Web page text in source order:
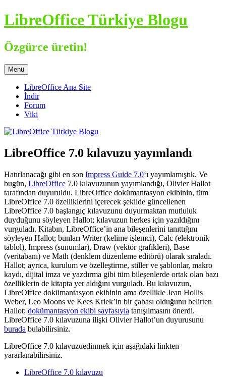
İçeriğe
atla
LibreOffice Türkiye Blogu
Özgürce üretin!
Menü
LibreOffice Ana Site
İndir
Forum
Viki
LibreOffice 7.0 kılavuzu yayımlandı
Hatırlanacağı gibi en son Impress Guide 7.0‘ı yayımlamıştık. Ve
bugün, LibreOffice 7.0 kılavuzunun yayımlandığı, Olivier Hallot
tarafından duyuruldu. LibreOffice dokümantasyon ekibinin, tüm
LibreOffice 7.0 özelliklerini içerecek şekilde güncellenen
LibreOffice 7.0 başlangıç kılavuzunu duyurmaktan mutluluk
duyduğunu söyleyen Hallot; kılavuzun herkes için yazıldığını
vurguladı. Kitabın, LibreOffice’in ana bileşenlerini tanıttığını
söyleyen Hallot; bunları Writer (kelime işlemci), Calc (elektronik
tablol), Impress (sunumlar), Draw (vektör grafikleri), Base
(veritabanı) ve Math (denklem düzenleme editörü) olarak sıraladı.
Hallot; ayrıca, kurulum ve özelleştirme, stiller ve şablonlar, makro
kaydı, dijital imza ve yazdırma gibi tüm bileşenlerde ortak olan bazı
özelliklerin de kitapta yer aldığını vurguladı. Bu kılavuzun,
LibreOffice dokümantasyon ekibinin ama özellikle Jean Hollis
Weber, Leo Moons ve Kees Kriek’in bir çabası olduğunu belirten
Hallot; dokümantasyon ekibi sayfasıyla tanışılmasını önerdi.
LibreOffice 7.0 kılavuzuna ilişki Olivier Hallot’un duyurusunu
burada bulabilirsiniz.
LibreOffice 7.0 kılavuzuedinmek için aşağıdaki linkten
yararlanabilirsiniz.
LibreOffice 7.0 kılavuzu